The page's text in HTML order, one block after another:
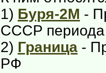
1) Буря-2М -
СССР периода
2) Граница -
РФ